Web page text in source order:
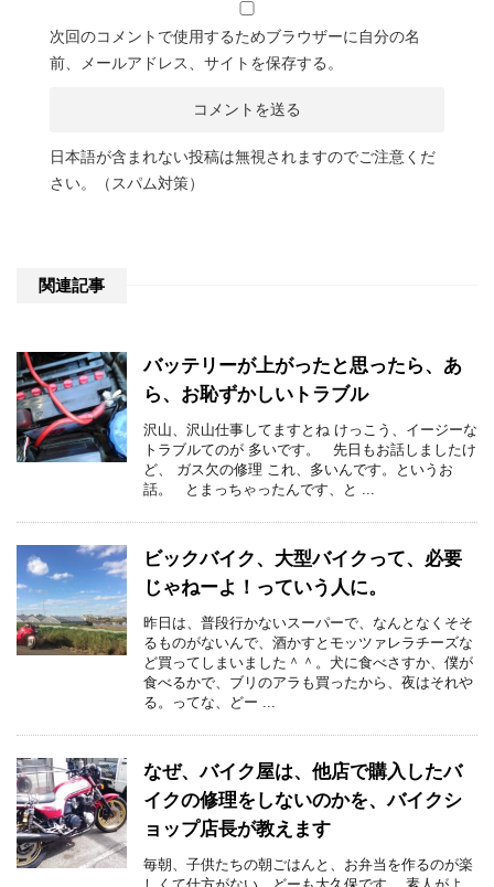
次回のコメントで使用するためブラウザーに自分の名
前、メールアドレス、サイトを保存する。
日本語が含まれない投稿は無視されますのでご注意くだ
さい。（スパム対策）
関連記事
バッテリーが上がったと思ったら、あ
ら、お恥ずかしいトラブル
沢山、沢山仕事してますとね けっこう、イージーな
トラブルてのが 多いです。 先日もお話しましたけ
ど、 ガス欠の修理 これ、多いんです。というお
話。 とまっちゃったんです、と ...
ビックバイク、大型バイクって、必要
じゃねーよ！っていう人に。
昨日は、普段行かないスーパーで、なんとなくそそ
るものがないんで、酒かすとモッツァレラチーズな
ど買ってしまいました＾＾。犬に食べさすか、僕が
食べるかで、ブリのアラも買ったから、夜はそれや
る。ってな、どー ...
なぜ、バイク屋は、他店で購入したバ
イクの修理をしないのかを、バイクシ
ョップ店長が教えます
毎朝、子供たちの朝ごはんと、お弁当を作るのが楽